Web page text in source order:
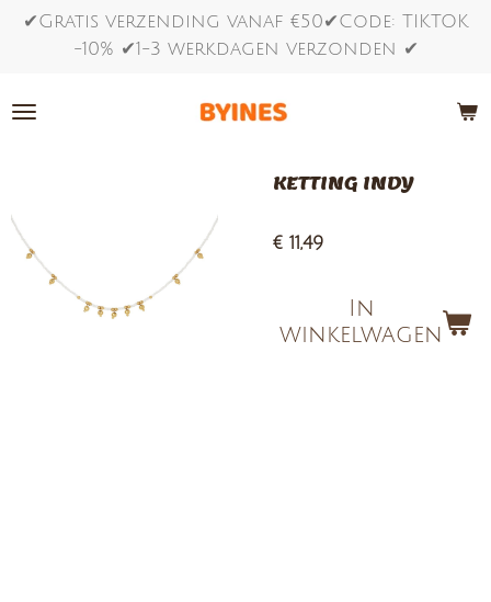
Ga
de
✔Gratis verzending vanaf €50✔Code: TIKTOK
-10% ✔1-3 werkdagen verzonden ✔
KETTING INDY
€ 11,49
In
winkelwagen